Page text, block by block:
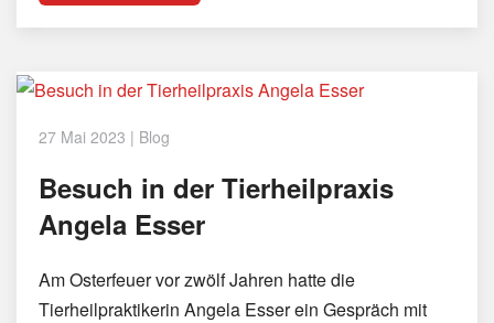
27 Mai 2023 | Blog
Besuch in der Tierheilpraxis
Angela Esser
Am Osterfeuer vor zwölf Jahren hatte die
Tierheilpraktikerin Angela Esser ein Gespräch mit